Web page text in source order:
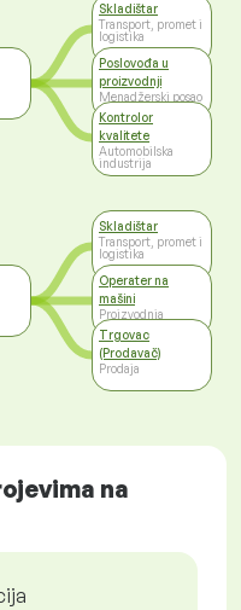
Skladištar
Transport, promet i
logistika
Poslovođa u
proizvodnji
Menadžerski posao
Kontrolor
kvalitete
Automobilska
industrija
Skladištar
Transport, promet i
logistika
Operater na
mašini
Proizvodnja
Trgovac
(Prodavač)
Prodaja
na